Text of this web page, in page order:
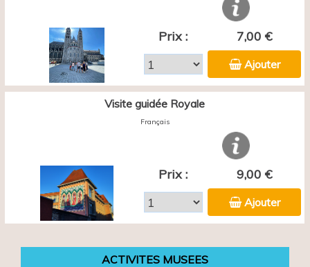
Prix : 7,00 €
Ajouter
Visite guidée Royale
Français
Prix : 9,00 €
Ajouter
ACTIVITES MUSEES